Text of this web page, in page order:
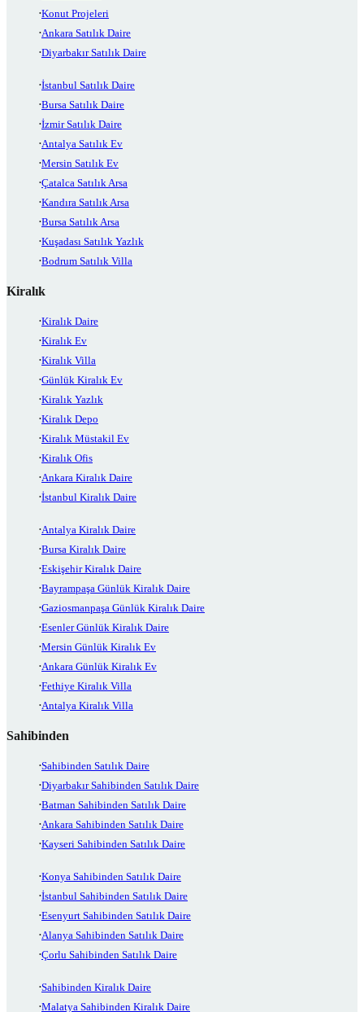
Konut Projeleri
Ankara Satılık Daire
Diyarbakır Satılık Daire
İstanbul Satılık Daire
Bursa Satılık Daire
İzmir Satılık Daire
Antalya Satılık Ev
Mersin Satılık Ev
Çatalca Satılık Arsa
Kandıra Satılık Arsa
Bursa Satılık Arsa
Kuşadası Satılık Yazlık
Bodrum Satılık Villa
Kiralık
Kiralık Daire
Kiralık Ev
Kiralık Villa
Günlük Kiralık Ev
Kiralık Yazlık
Kiralık Depo
Kiralık Müstakil Ev
Kiralık Ofis
Ankara Kiralık Daire
İstanbul Kiralık Daire
Antalya Kiralık Daire
Bursa Kiralık Daire
Eskişehir Kiralık Daire
Bayrampaşa Günlük Kiralık Daire
Gaziosmanpaşa Günlük Kiralık Daire
Esenler Günlük Kiralık Daire
Mersin Günlük Kiralık Ev
Ankara Günlük Kiralık Ev
Fethiye Kiralık Villa
Antalya Kiralık Villa
Sahibinden
Sahibinden Satılık Daire
Diyarbakır Sahibinden Satılık Daire
Batman Sahibinden Satılık Daire
Ankara Sahibinden Satılık Daire
Kayseri Sahibinden Satılık Daire
Konya Sahibinden Satılık Daire
İstanbul Sahibinden Satılık Daire
Esenyurt Sahibinden Satılık Daire
Alanya Sahibinden Satılık Daire
Çorlu Sahibinden Satılık Daire
Sahibinden Kiralık Daire
Malatya Sahibinden Kiralık Daire